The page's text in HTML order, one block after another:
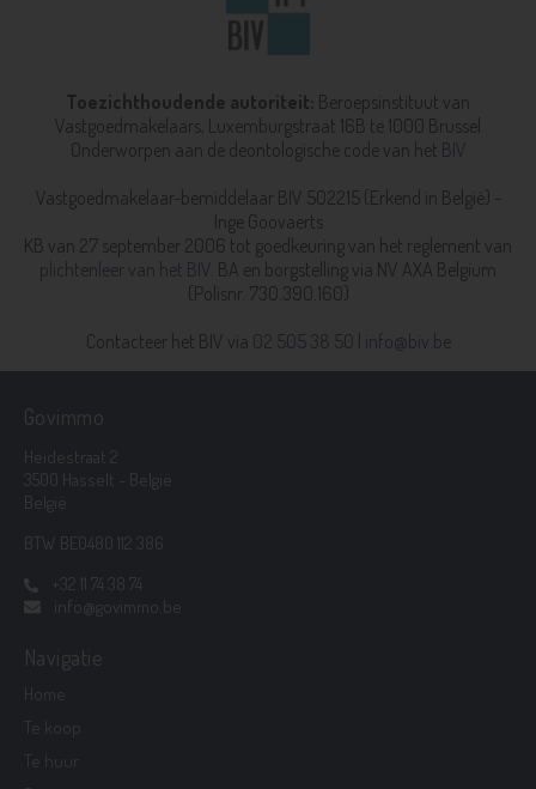
Toezichthoudende autoriteit: Beroepsinstituut van
Vastgoedmakelaars, Luxemburgstraat 16B te 1000 Brussel
Onderworpen aan de deontologische code van het BIV
Vastgoedmakelaar-bemiddelaar BIV 502215 (Erkend in België) -
Inge Goovaerts
KB van 27 september 2006 tot goedkeuring van het reglement van
plichtenleer van het BIV. BA en borgstelling via NV AXA Belgium
(Polisnr. 730.390.160)
Contacteer het BIV via 02 505 38 50 info@biv.be
Govimmo
Heidestraat 2
3500 Hasselt - België
België
BTW BE0480 112 386
+32 11 74 38 74
info@govimmo.be
Navigatie